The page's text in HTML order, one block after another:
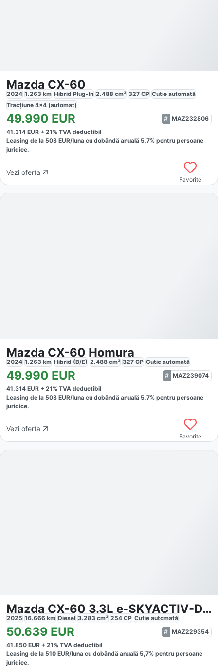
Mazda CX-60
2024 1.263 km Hibrid Plug-In 2.488 cm³ 327 CP Cutie automată
Tracțiune 4x4 (automat)
49.990 EUR
MAZ232806
41.314 EUR + 21% TVA deductibil
Leasing de la 503 EUR/luna cu dobăndă anuală 5,7% pentru persoane
juridice.
Vezi oferta
Favorite
Mazda CX-60 Homura
2024 1.263 km Hibrid (B/E) 2.488 cm³ 327 CP Cutie automată
49.990 EUR
MAZ239074
41.314 EUR + 21% TVA deductibil
Leasing de la 503 EUR/luna cu dobăndă anuală 5,7% pentru persoane
juridice.
Vezi oferta
Favorite
Mazda CX-60 3.3L e-SKYACTIV-D 254ps 8AT AWD
2025 16.666 km Diesel 3.283 cm³ 254 CP Cutie automată
50.639 EUR
MAZ229354
41.850 EUR + 21% TVA deductibil
Leasing de la 510 EUR/luna cu dobăndă anuală 5,7% pentru persoane
juridice.